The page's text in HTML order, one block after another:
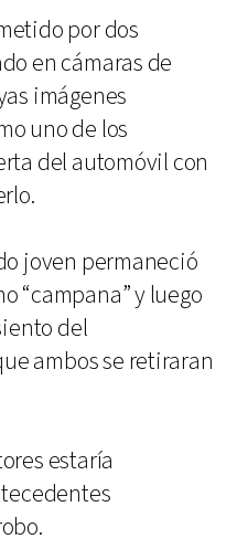
por dos
en cámaras de
imágenes
uno de los
del automóvil con
joven permaneció
“campana” y luego
del
ambos se retiraran
estaría